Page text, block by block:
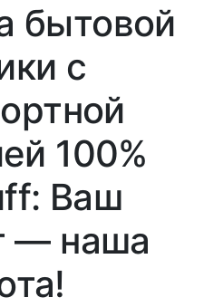
бытовой
с
100%
Ваш
— наша